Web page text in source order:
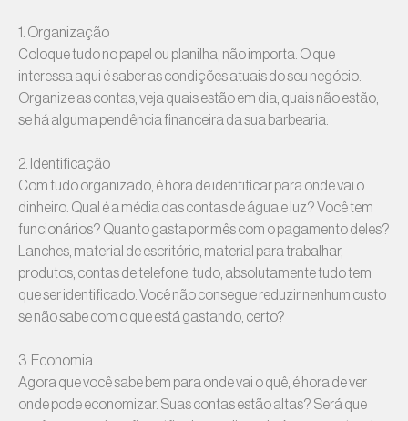
1. Organização
Coloque tudo no papel ou planilha, não importa. O que
interessa aqui é saber as condições atuais do seu negócio.
Organize as contas, veja quais estão em dia, quais não estão,
se há alguma pendência financeira da sua barbearia.
2. Identificação
Com tudo organizado, é hora de identificar para onde vai o
dinheiro. Qual é a média das contas de água e luz? Você tem
funcionários? Quanto gasta por mês com o pagamento deles?
Lanches, material de escritório, material para trabalhar,
produtos, contas de telefone, tudo, absolutamente tudo tem
que ser identificado. Você não consegue reduzir nenhum custo
se não sabe com o que está gastando, certo?
3. Economia
Agora que você sabe bem para onde vai o quê, é hora de ver
onde pode economizar. Suas contas estão altas? Será que